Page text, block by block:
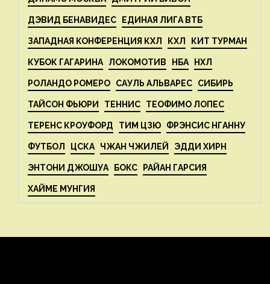
ДЭВИД БЕНАВИДЕС ЕДИНАЯ ЛИГА ВТБ
ЗАПАДНАЯ КОНФЕРЕНЦИЯ КХЛ КХЛ КИТ ТУРМАН
КУБОК ГАГАРИНА ЛОКОМОТИВ НБА НХЛ
РОЛАНДО РОМЕРО САУЛЬ АЛЬВАРЕС СИБИРЬ
ТАЙСОН ФЬЮРИ ТЕННИС ТЕОФИМО ЛОПЕС
ТЕРЕНС КРОУФОРД ТИМ ЦЗЮ ФРЭНСИС НГАННУ
ФУТБОЛ ЦСКА ЧЖАН ЧЖИЛЕЙ ЭДДИ ХИРН
ЭНТОНИ ДЖОШУА БОКС РАЙАН ГАРСИЯ
ХАЙМЕ МУНГИЯ